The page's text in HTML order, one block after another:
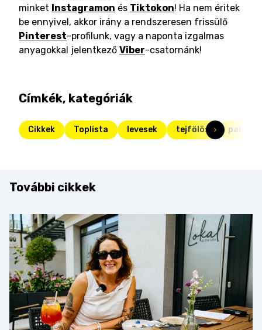
minket Instagramon és Tiktokon! Ha nem éritek
be ennyivel, akkor irány a rendszeresen frissülő
Pinterest-profilunk, vagy a naponta izgalmas
anyagokkal jelentkező Viber-csatornánk!
Címkék, kategóriák
Cikkek Toplista levesek tejfölös
További cikkek